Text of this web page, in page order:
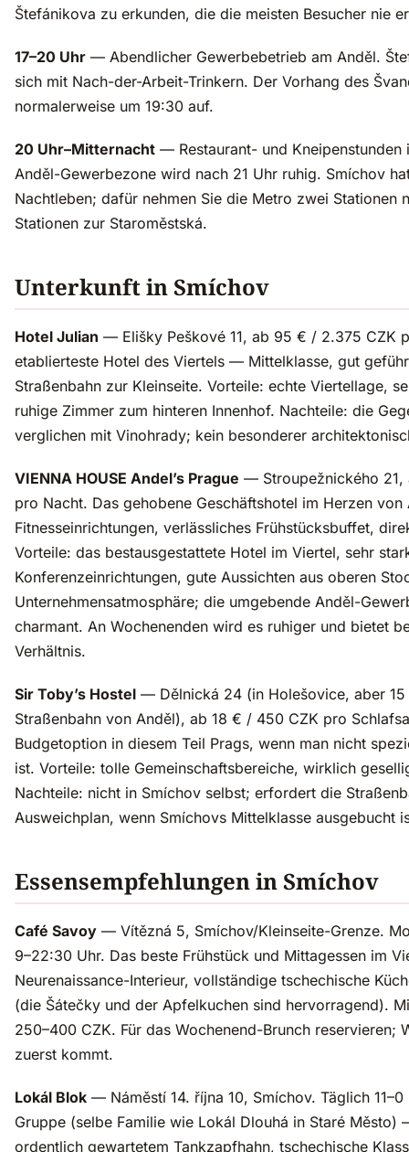
Štefánikova zu erkunden, die die meisten Besucher nie
17–20 Uhr — Abendlicher Gewerbebetrieb am Anděl.
sich mit Nach-der-Arbeit-Trinkern. Der Vorhang des
normalerweise um 19:30 auf.
20 Uhr–Mitternacht — Restaurant- und Kneipenstunden
Anděl-Gewerbezone wird nach 21 Uhr ruhig. Smíchov
Nachtleben; dafür nehmen Sie die Metro zwei Stationen
Stationen zur Staroměstská.
Unterkunft in Smíchov
Hotel Julian — Elišky Peškové 11, ab 95 € / 2.375 CZK
etablierteste Hotel des Viertels — Mittelklasse, gut
Straßenbahn zur Kleinseite. Vorteile: echte Viertellage,
ruhige Zimmer zum hinteren Innenhof. Nachteile: die
verglichen mit Vinohrady; kein besonderer
VIENNA HOUSE Andel’s Prague — Stroupežnického 21,
pro Nacht. Das gehobene Geschäftshotel im Herzen
Fitnesseinrichtungen, verlässliches Frühstücksbuffet,
Vorteile: das bestausgestattete Hotel im Viertel, sehr
Konferenzeinrichtungen, gute Aussichten aus oberen
Unternehmensatmosphäre; die umgebende Anděl-
charmant. An Wochenenden wird es ruhiger und bietet
Verhältnis.
Sir Toby’s Hostel — Dělnická 24 (in Holešovice, aber 15
Straßenbahn von Anděl), ab 18 € / 450 CZK pro
Budgetoption in diesem Teil Prags, wenn man nicht
ist. Vorteile: tolle Gemeinschaftsbereiche, wirklich
Nachteile: nicht in Smíchov selbst; erfordert die
Ausweichplan, wenn Smíchovs Mittelklasse ausgebucht
Essensempfehlungen in Smíchov
Café Savoy — Vítězná 5, Smíchov/Kleinseite-Grenze.
9–22:30 Uhr. Das beste Frühstück und Mittagessen im
Neurenaissance-Interieur, vollständige tschechische
(die Šátečky und der Apfelkuchen sind hervorragend).
250–400 CZK. Für das Wochenend-Brunch reservieren;
zuerst kommt.
Lokál Blok — Náměstí 14. října 10, Smíchov. Täglich
Gruppe (selbe Familie wie Lokál Dlouhá in Staré Město)
ordentlich gewartetem Tankzapfhahn, tschechische